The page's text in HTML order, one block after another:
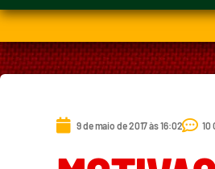
9 de maio de 2017 às 16:02 10